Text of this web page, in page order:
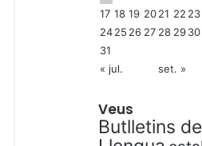
17 18 19 2021 22 23
2425 26 27 28 2930
31
« jul.
set. »
Veus
Butlletins